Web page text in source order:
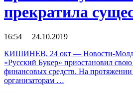
прекратила
16:54 24.10.2019
КИШИНЕВ, 24 окт — Новости-
«Русский Букер» приостановил свою
финансовых средств. На протяжении
организаторам …